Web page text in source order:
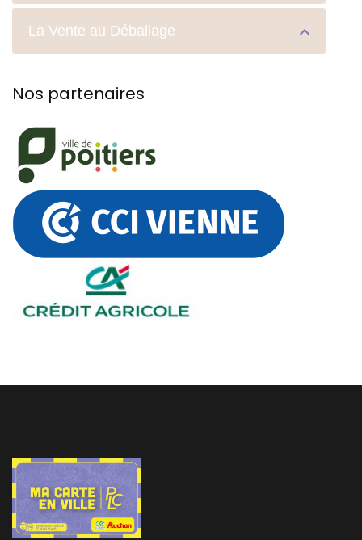
La Vente au Déballage
Nos partenaires